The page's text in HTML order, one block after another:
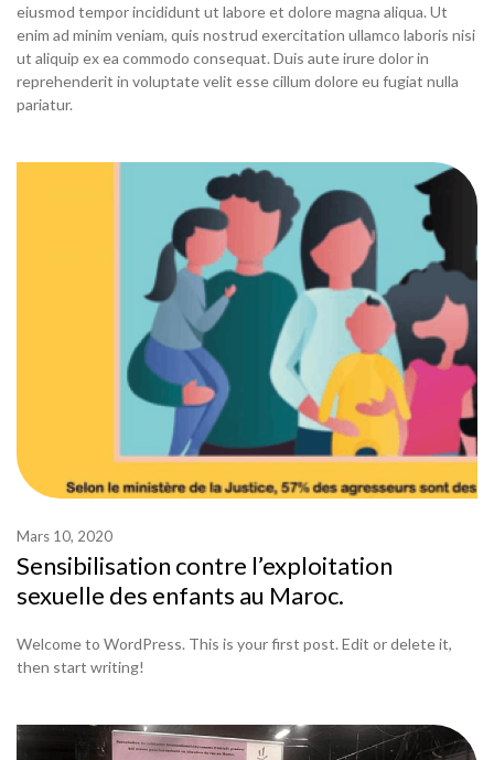
eiusmod tempor incididunt ut labore et dolore magna aliqua. Ut
enim ad minim veniam, quis nostrud exercitation ullamco laboris nisi
ut aliquip ex ea commodo consequat. Duis aute irure dolor in
reprehenderit in voluptate velit esse cillum dolore eu fugiat nulla
pariatur.
Mars 10, 2020
Sensibilisation contre l’exploitation
sexuelle des enfants au Maroc.
Welcome to WordPress. This is your first post. Edit or delete it,
then start writing!